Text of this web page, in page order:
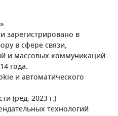
зарегистрировано в
в сфере связи,
и массовых коммуникаций
года.
и автоматического
(ред. 2023 г.)
технологий